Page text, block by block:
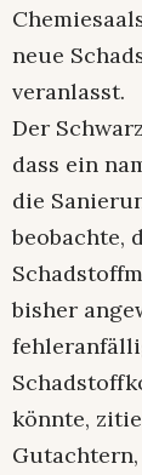
neue
veranlasst.
Der
dass ein
die
beobachte,
bisher
könnte,